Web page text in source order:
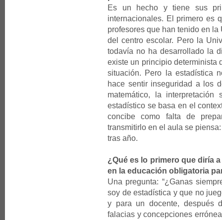
Es un hecho y tiene sus
internacionales. El primero es
profesores que han tenido en
del centro escolar. Pero la
todavía no ha desarrollado la
existe un principio determinista
situación. Pero la estadística
hace sentir inseguridad a los
matemático, la
estadístico se basa en el
concibe como falta de
transmitirlo en el aula se
tras año.
¿Qué es lo primero que diría
en la educación obligatoria
Una pregunta: “¿Ganas
soy de estadística y que no
y para un docente, después
falacias y concepciones